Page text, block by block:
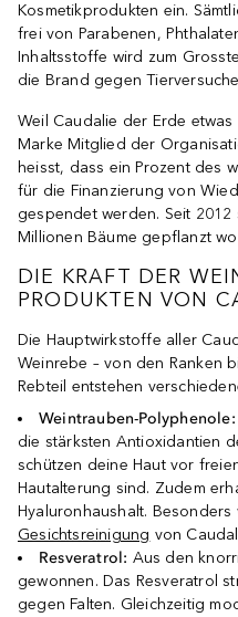
Kosmetikprodukten ein.
frei von Parabenen,
Inhaltsstoffe wird zum
die Brand gegen
Weil Caudalie der Erde
Marke Mitglied der
heisst, dass ein Prozent des
für die Finanzierung von
gespendet werden. Seit
Millionen Bäume gepflanzt
DIE KRAFT DER
PRODUKTEN VON
Die Hauptwirkstoffe aller
Weinrebe – von den Ranken
Rebteil entstehen
Weintrauben-Polyphenole:
die stärksten Antioxidantien
schützen deine Haut vor
Hautalterung sind. Zudem
Hyaluronhaushalt.
Gesichtsreinigung von
Resveratrol: Aus den
gewonnen. Das Resveratrol
gegen Falten. Gleichzeitig